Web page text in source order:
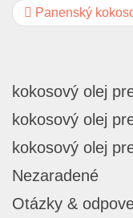
Panenský
kokosový olej
kokosový olej
kokosový olej
Nezaradené
Otázky &